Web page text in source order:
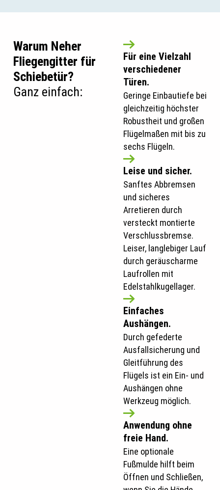
Warum Neher
Fliegengitter für
Schiebetür?
Ganz einfach:
Für eine Vielzahl
verschiedener
Türen.
Geringe Einbautiefe bei
gleichzeitig höchster
Robustheit und großen
Flügelmaßen mit bis zu
sechs Flügeln.
Leise und sicher.
Sanftes Abbremsen
und sicheres
Arretieren durch
versteckt montierte
Verschlussbremse.
Leiser, langlebiger Lauf
durch geräuscharme
Laufrollen mit
Edelstahlkugellager.
Einfaches
Aushängen.
Durch gefederte
Ausfallsicherung und
Gleitführung des
Flügels ist ein Ein- und
Aushängen ohne
Werkzeug möglich.
Anwendung ohne
freie Hand.
Eine optionale
Fußmulde hilft beim
Öffnen und Schließen,